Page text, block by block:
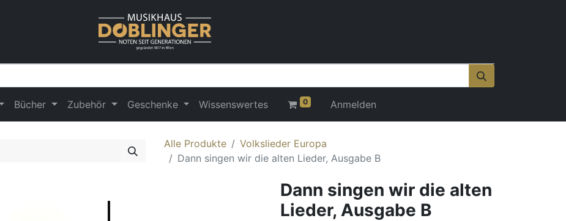
Bücher Zubehör Geschenke Wissenswertes 0 Anmelden
Alle Produkte
Volkslieder Europa
Dann singen wir die alten Lieder, Ausgabe B
Dann singen wir die alten
Lieder, Ausgabe B